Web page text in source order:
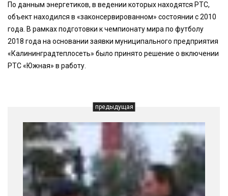
По данным энергетиков, в ведении которых находятся РТС,
объект находился в «законсервированном» состоянии с 2010
года. В рамках подготовки к чемпионату мира по футболу
2018 года на основании заявки муниципального предприятия
«Калининградтеплосеть» было принято решение о включении
РТС «Южная» в работу.
предыдущая